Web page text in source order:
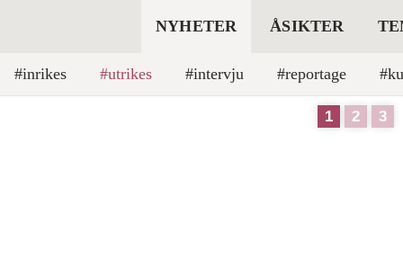
NYHETER ÅSIKTER
inrikes utrikes intervju reportage